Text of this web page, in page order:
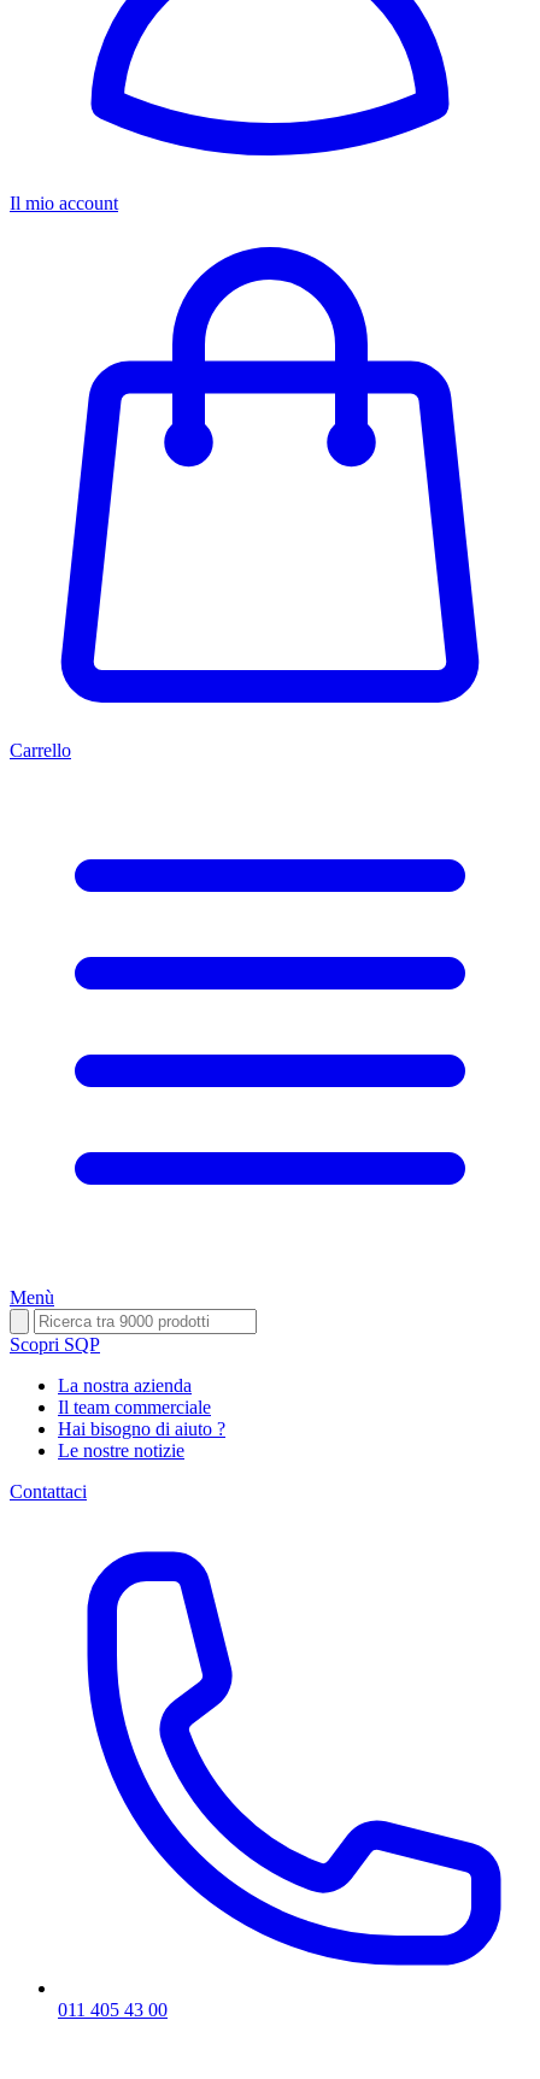
Il mio account
Carrello
Menù
Scopri SQP
La nostra azienda
Il team commerciale
Hai bisogno di aiuto ?
Le nostre notizie
Contattaci
011 405 43 00